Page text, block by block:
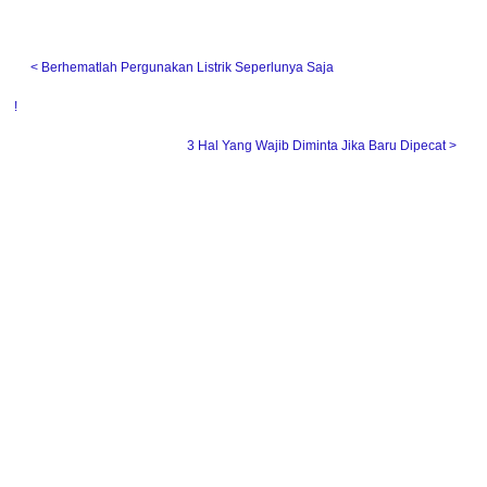
˂ Berhematlah Pergunakan Listrik Seperlunya Saja
!
3 Hal Yang Wajib Diminta Jika Baru Dipecat ˃